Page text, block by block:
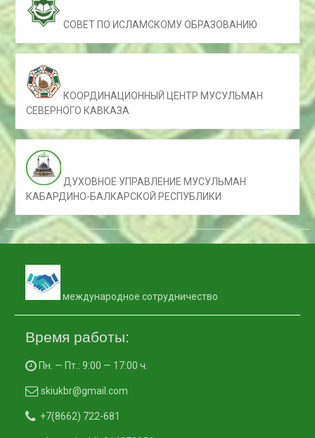
СОВЕТ ПО ИСЛАМСКОМУ ОБРАЗОВАНИЮ
КООРДИНАЦИОННЫЙ ЦЕНТР МУСУЛЬМАН
СЕВЕРНОГО КАВКАЗА
ДУХОВНОЕ УПРАВЛЕНИЕ МУСУЛЬМАН
КАБАРДИНО-БАЛКАРСКОЙ РЕСПУБЛИКИ
международное сотрудничество
Время работы:
Пн. — Пт.: 9:00 — 17:00 ч.
skiukbr@gmail.com
+7(8662) 722-681